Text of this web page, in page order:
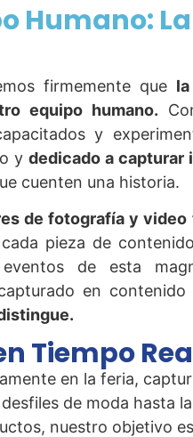
Humano:
firmemente que
equipo humano.
y
ydedicado a capturar
cuenten una historia.
de fotografía y
pieza de
de esta
en contenido
Tiempo
en la feria,
de moda hasta
nuestro objetivo